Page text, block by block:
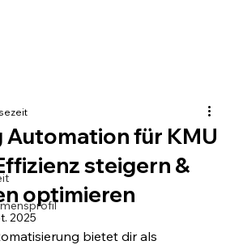
Automation für KMU
steigern &
optimieren
2025
bietet dir als